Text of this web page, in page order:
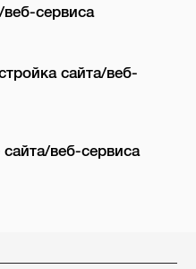
сервиса
сайта/веб-
веб-сервиса